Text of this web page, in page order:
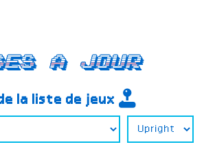
a jour
la liste de jeux